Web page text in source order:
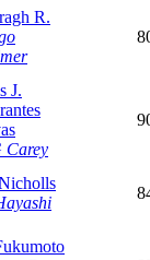
R.
J.
Carey